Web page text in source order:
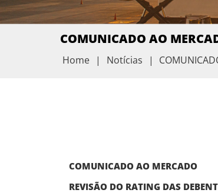
COMUNICADO AO
Home | Notícias |
COMUNICADO AO MERCADO
REVISÃO DO RATING DAS